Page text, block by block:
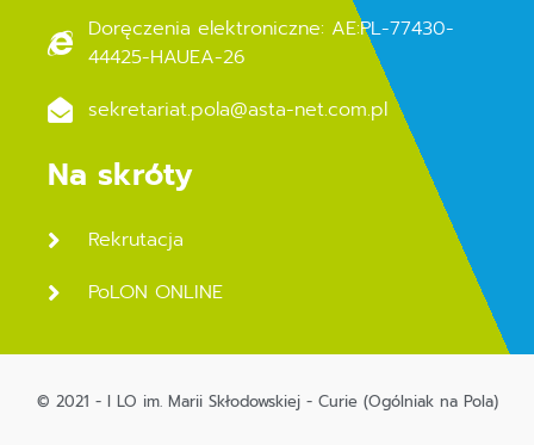
Doręczenia elektroniczne: AE:PL-77430-
44425-HAUEA-26
sekretariat.pola@asta-net.com.pl
Na skróty
Rekrutacja
PoLON ONLINE
© 2021 - I LO im. Marii Skłodowskiej - Curie (Ogólniak na Pola)